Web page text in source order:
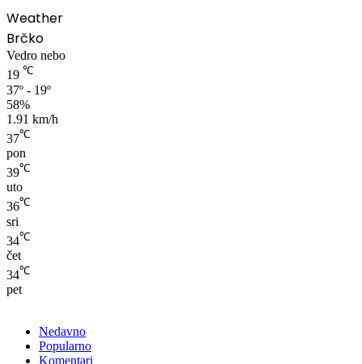
Weather
Brčko
Vedro nebo
19 ℃
37º - 19º
58%
1.91 km/h
37℃
pon
39℃
uto
36℃
sri
34℃
čet
34℃
pet
Nedavno
Popularno
Komentari